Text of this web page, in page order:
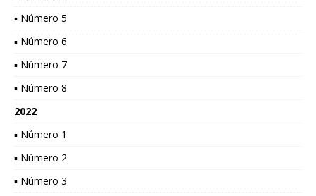
▪ Número 5
▪ Número 6
▪ Número 7
▪ Número 8
2022
▪ Número 1
▪ Número 2
▪ Número 3